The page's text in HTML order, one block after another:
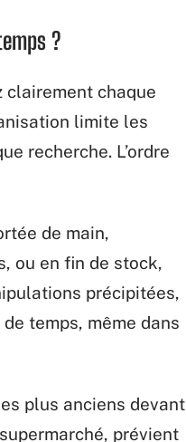
?
clairement chaque
limite les
recherche. L’ordre
de main,
ou en fin de stock,
précipitées,
temps, même dans
plus anciens devant
prévient